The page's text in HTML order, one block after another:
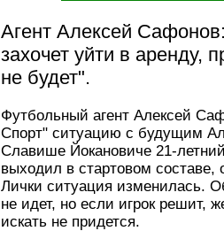
Агент Алексей
захочет уйти в аренду,
не будет".
Футбольный агент Алексей
Спорт" ситуацию с будущим
Славише Йокановиче 21-
выходил в стартовом
Лички ситуация изменилась.
не идет, но если игрок решит,
искать не придется.